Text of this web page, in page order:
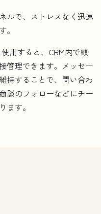
ルで、ストレスなく迅速
。
用すると、CRM内で顧
管理できます。メッセー
持することで、問い合わ
談のフォローなどにチー
ます。